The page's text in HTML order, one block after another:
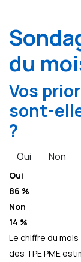
du
Vos
sont-
?
Oui Non
Oui
86 %
Non
14 %
Le chiffre du mois
des TPE PME